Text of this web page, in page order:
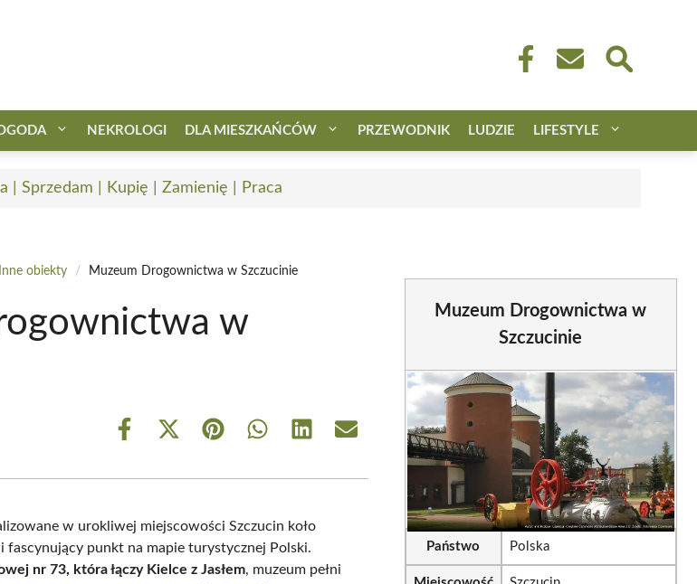
NEKROLOGI DLA MIESZKAŃCÓW PRZEWODNIK LUDZIE LIFESTYLE
| Sprzedam | Kupię | Zamienię | Praca
Inne obiekty / Muzeum Drogownictwa w Szczucinie
w
Share
Share
(Twitter)
Share Share Share Share
w urokliwej miejscowości Szczucin koło
fascynujący punkt na mapie turystycznej Polski.
nr 73, która łączy Kielce z Jasłem, muzeum pełni
Muzeum Drogownictwa w
Szczucinie
Państwo Polska